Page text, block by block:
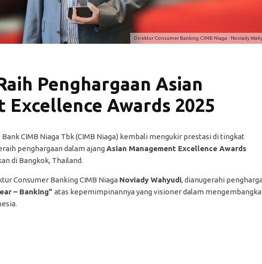
Direktur Consumer Banking CIMB Niaga - Noviady
Penghargaan Asian
Excellence Awards 2025
Bank CIMB Niaga Tbk (CIMB Niaga) kembali mengukir prestasi di tingkat
penghargaan dalam ajangAsian Management Excellence Awards
di Bangkok, Thailand.
Consumer Banking CIMB Niaga Noviady Wahyudi, dianugerahi
– Banking” atas kepemimpinannya yang visioner dalam